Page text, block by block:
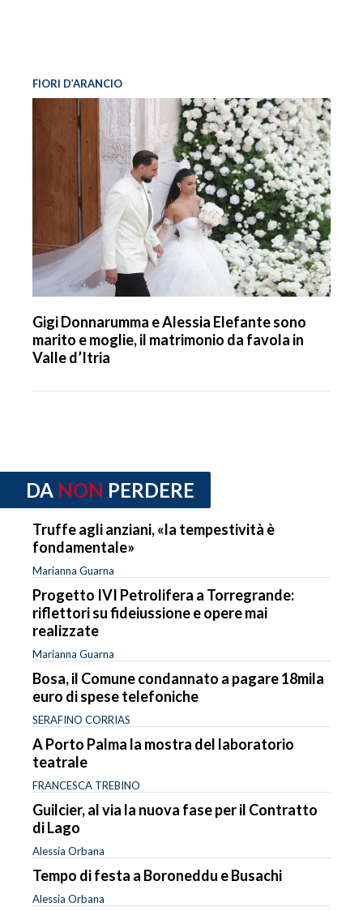
FIORI D’ARANCIO
Gigi Donnarumma e Alessia Elefante sono
marito e moglie, il matrimonio da favola in
Valle d’Itria
DA NON PERDERE
Truffe agli anziani, «la tempestività è
fondamentale»
Marianna Guarna
Progetto IVI Petrolifera a Torregrande:
riflettori su fideiussione e opere mai
realizzate
Marianna Guarna
Bosa, il Comune condannato a pagare 18mila
euro di spese telefoniche
SERAFINO CORRIAS
A Porto Palma la mostra del laboratorio
teatrale
FRANCESCA TREBINO
Guilcier, al via la nuova fase per il Contratto
di Lago
Alessia Orbana
Tempo di festa a Boroneddu e Busachi
Alessia Orbana